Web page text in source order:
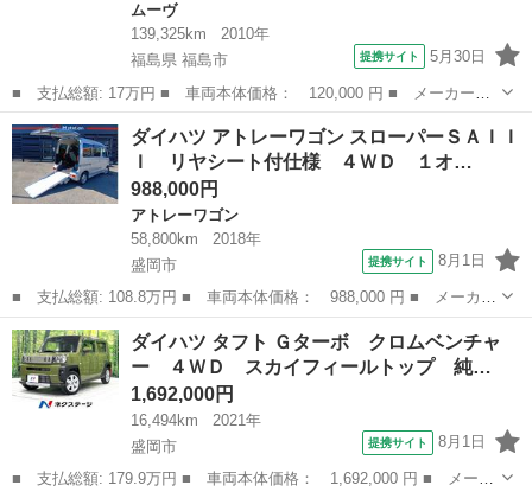
ムーヴ
139,325km
2010年
福島県 福島市
提携サイト 5月30日
■ 支払総額: 17万円 ■ 車両本体価格： 120,000 円 ■ メーカー
名： ダイハツ ■ 車種名： ムーヴコンテ ■ グレード名： カス
タム Ｘ リミテッド ■ 排気量： 660cc ■ ドア枚数： 5D ■ ミ
ッ...
福島 福島市 ムーヴ
ダイハツ アトレーワゴン スローパーＳＡＩＩ
Ｉ リヤシート付仕様 ４ＷＤ １オ…
988,000円
アトレーワゴン
58,800km
2018年
盛岡市
提携サイト 8月1日
■ 支払総額: 108.8万円 ■ 車両本体価格： 988,000 円 ■ メーカー
名： ダイハツ ■ 車種名： アトレーワゴン ■ グレード名： ス
ローパーＳＡＩＩＩ リヤシート付仕様 ４ＷＤ １オーナー 福祉
車両 スロ...
岩手 盛岡市 アトレーワゴン
ダイハツ タフト Ｇターボ クロムベンチャ
ー ４ＷＤ スカイフィールトップ 純…
1,692,000円
16,494km
2021年
盛岡市
提携サイト 8月1日
■ 支払総額: 179.9万円 ■ 車両本体価格： 1,692,000 円 ■ メーカ